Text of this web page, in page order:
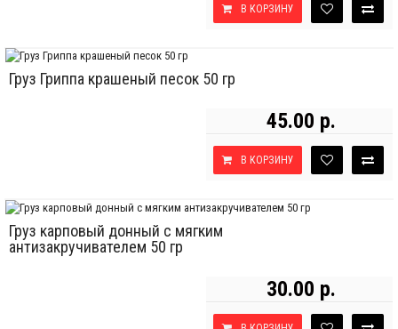
В КОРЗИНУ
Груз Гриппа крашеный песок 50 гр
45.00 р.
В КОРЗИНУ
Груз карповый донный с мягким
антизакручивателем 50 гр
30.00 р.